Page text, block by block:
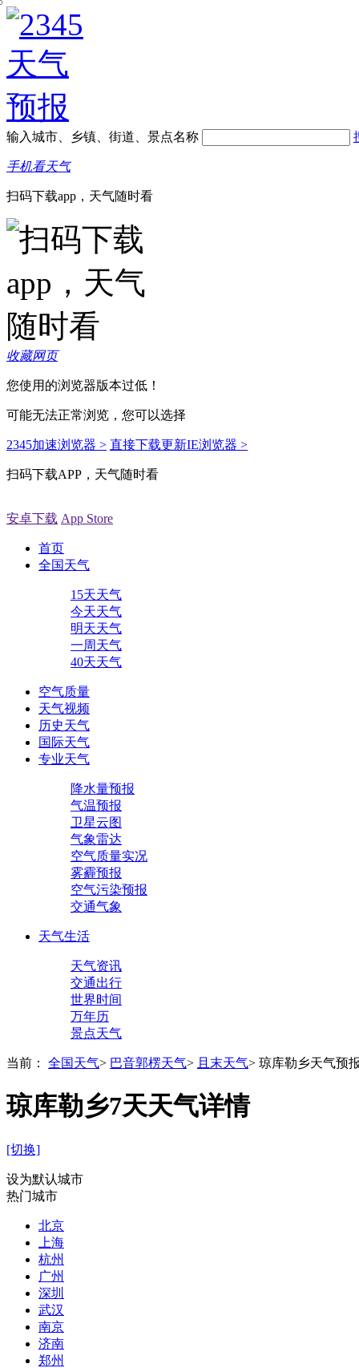
输入城市、乡镇、街道、景点名称
手机看天气
扫码下载app，天气随时看
收藏网页
您使用的浏览器版本过低！
可能无法正常浏览，您可以选择
2345加速浏览器 > 直接下载更新IE浏览器 >
扫码下载APP，天气随时看
安卓下载 App Store
首页
全国天气
15天天气
今天天气
明天天气
一周天气
40天天气
空气质量
天气视频
历史天气
国际天气
专业天气
降水量预报
气温预报
卫星云图
气象雷达
空气质量实况
雾霾预报
空气污染预报
交通气象
天气生活
天气资讯
交通出行
世界时间
万年历
景点天气
当前： 全国天气> 巴音郭楞天气> 且末天气> 琼库勒乡天气预
琼库勒乡7天天气详情
[切换]
设为默认城市
热门城市
北京
上海
杭州
广州
深圳
武汉
南京
济南
郑州